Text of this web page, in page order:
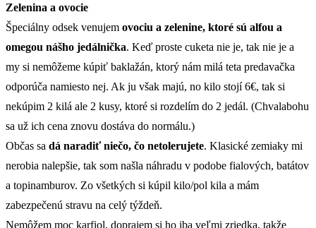
Zelenina a ovocie
Špeciálny odsek venujem ovociu a zelenine, ktoré sú alfou a
omegou nášho jedálnička. Keď proste cuketa nie je, tak nie je a
my si nemôžeme kúpiť baklažán, ktorý nám milá teta predavačka
odporúča namiesto nej. Ak ju však majú, no kilo stojí 6€, tak si
nekúpim 2 kilá ale 2 kusy, ktoré si rozdelím do 2 jedál. (Chvalabohu
sa už ich cena znovu dostáva do normálu.)
Občas sa dá naradiť niečo, čo netolerujete. Klasické zemiaky mi
nerobia nalepšie, tak som našla náhradu v podobe fialových, batátov
a topinamburov. Zo všetkých si kúpil kilo/pol kila a mám
zabezpečenú stravu na celý týždeň.
Nemôžem moc karfiol, doprajem si ho iba veľmi zriedka, takže